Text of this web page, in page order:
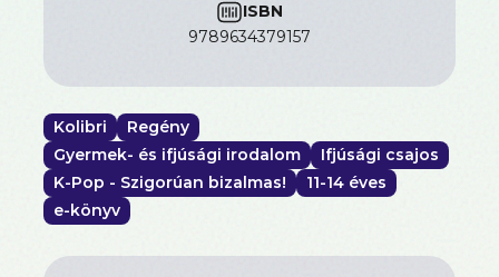
ISBN
9789634379157
Kolibri
Regény
Gyermek- és ifjúsági irodalom
Ifjúsági csajos
K-Pop - Szigorúan bizalmas!
11-14 éves
e-könyv